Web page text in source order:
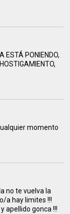
ESTÁ PONIENDO,
momento
no te vuelva la
a hay limites !!!
apellido gonca !!!